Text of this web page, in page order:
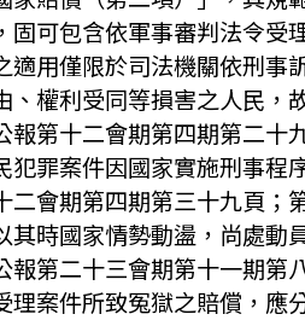
可包含依軍事審判法令
用僅限於司法機關依刑事
權利受同等損害之人民
第十二會期第四期第二
罪案件因國家實施刑事
會期第四期第三十九頁
時國家情勢動盪，尚處
第二十三會期第十一期
案件所致冤獄之賠償，